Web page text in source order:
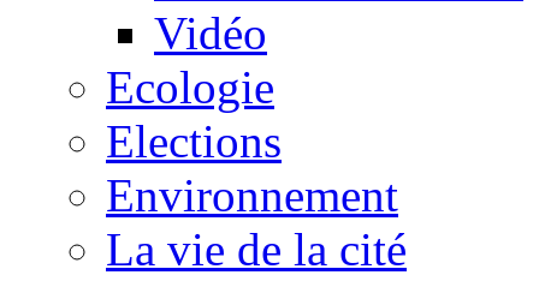
Vidéo
Ecologie
Elections
Environnement
La vie de la cité